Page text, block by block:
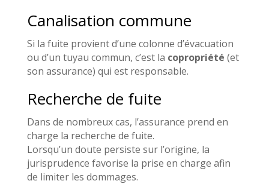
Canalisation commune
Si la fuite provient d’une colonne d’évacuation
ou d’un tuyau commun, c’est la copropriété (et
son assurance) qui est responsable.
Recherche de fuite
Dans de nombreux cas, l’assurance prend en
charge la recherche de fuite.
Lorsqu’un doute persiste sur l’origine, la
jurisprudence favorise la prise en charge afin
de limiter les dommages.